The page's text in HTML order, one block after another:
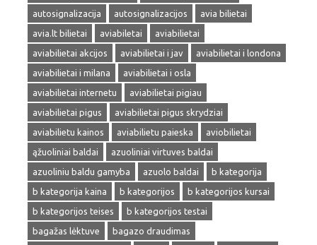
autosignalizacija
autosignalizacijos
avia bilietai
avia.lt bilietai
aviabiletai
aviabilietai
aviabilietai akcijos
aviabilietai i jav
aviabilietai i londona
aviabilietai i milana
aviabilietai i osla
aviabilietai internetu
aviabilietai pigiau
aviabilietai pigus
aviabilietai pigus skrydziai
aviabilietu kainos
aviabilietu paieska
aviobilietai
ąžuoliniai baldai
azuoliniai virtuves baldai
azuoliniu baldu gamyba
azuolo baldai
b kategorija
b kategorija kaina
b kategorijos
b kategorijos kursai
b kategorijos teises
b kategorijos testai
bagažas lėktuve
bagazo draudimas